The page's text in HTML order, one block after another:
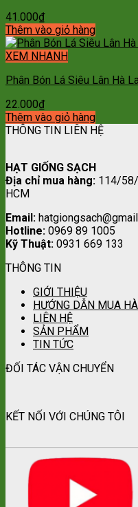
41.000₫
Thêm vào giỏ hàng
XEM NHANH
Phân Bón Lá Siêu Lân Hà
22.000₫
Thêm vào giỏ hàng
THÔNG TIN LIÊN HỆ
HẠT GIỐNG SẠCH
Địa chỉ mua hàng: 114/58/
HCM
Email:
Hotline: 0969 89 1005
Kỹ Thuật: 0931 669 133
THÔNG TIN
GIỚI THIỆU
HƯỚNG DẪN MUA
LIÊN HỆ
SẢN PHẨM
TIN TỨC
ĐỐI TÁC VẬN CHUYỂN
KẾT NỐI VỚI CHÚNG TÔI